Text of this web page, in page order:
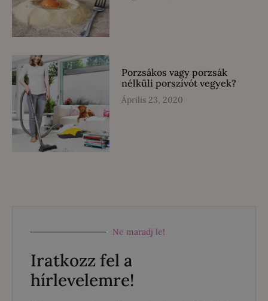
Porzsákos vagy porzsák
nélküli porszívót vegyek?
Április 23, 2020
Ne maradj le!
Iratkozz fel a
hírlevelemre!